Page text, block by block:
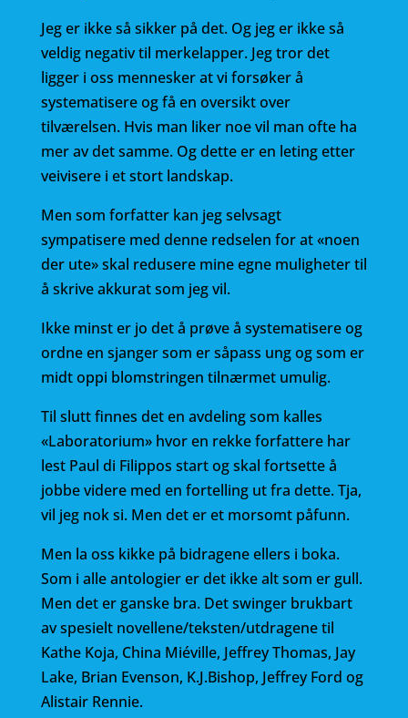
Jeg er ikke så sikker på det. Og jeg er ikke så
veldig negativ til merkelapper. Jeg tror det
ligger i oss mennesker at vi forsøker å
systematisere og få en oversikt over
tilværelsen. Hvis man liker noe vil man ofte ha
mer av det samme. Og dette er en leting etter
veivisere i et stort landskap.
Men som forfatter kan jeg selvsagt
sympatisere med denne redselen for at «noen
der ute» skal redusere mine egne muligheter til
å skrive akkurat som jeg vil.
Ikke minst er jo det å prøve å systematisere og
ordne en sjanger som er såpass ung og som er
midt oppi blomstringen tilnærmet umulig.
Til slutt finnes det en avdeling som kalles
«Laboratorium» hvor en rekke forfattere har
lest Paul di Filippos start og skal fortsette å
jobbe videre med en fortelling ut fra dette. Tja,
vil jeg nok si. Men det er et morsomt påfunn.
Men la oss kikke på bidragene ellers i boka.
Som i alle antologier er det ikke alt som er gull.
Men det er ganske bra. Det swinger brukbart
av spesielt novellene/teksten/utdragene til
Kathe Koja, China Miéville, Jeffrey Thomas, Jay
Lake, Brian Evenson, K.J.Bishop, Jeffrey Ford og
Alistair Rennie.